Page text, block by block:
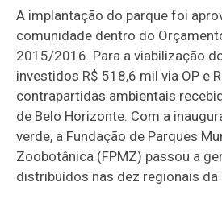
A implantação do parque foi
comunidade dentro do
2015/2016. Para a viabilização
investidos R$ 518,6 mil via OP e
contrapartidas ambientais
de Belo Horizonte. Com a
verde, a Fundação de Parques
Zoobotânica (FPMZ) passou a
distribuídos nas dez regionais da